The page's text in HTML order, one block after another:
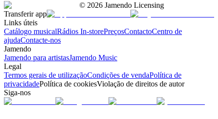
© 2026 Jamendo Licensing
Transferir app
Links úteis
Catálogo musicalRádios In-storePreçosContactoCentro de
ajudaContacte-nos
Jamendo
Jamendo para artistasJamendo Music
Legal
Termos gerais de utilizaçãoCondições de vendaPolítica de
privacidadePolítica de cookiesViolação de direitos de autor
Siga-nos